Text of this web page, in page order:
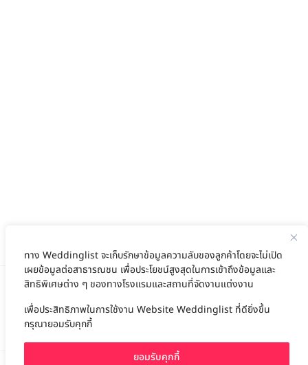
ทาง Weddinglist จะเก็บรักษาข้อมูลความลับของลูกค้าโดยจะไม่เปิด
เผยข้อมูลต่อสาธารณชน เพื่อประโยชน์สูงสุดในการเข้าถึงข้อมูลและ
สิทธิพิเศษต่าง ๆ ของทางโรงแรมและสถานที่จัดงานแต่งงาน
เพื่อประสิทธิภาพในการใช้งาน Website Weddinglist ที่ดียิ่งขึ้น
กรุณายอมรับคุกกี้
ยอมรับคุกกี้
สนับสนุนโดย